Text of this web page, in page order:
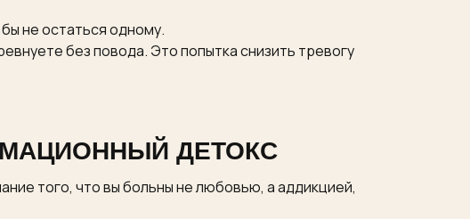
не остаться одному.
без повода. Это попытка снизить тревогу
ДЕТОКС
того, что вы больны не любовью, а аддикцией,